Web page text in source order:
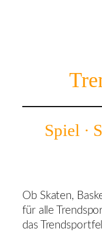
Spiel ·
Ob Skaten,
für alle
das